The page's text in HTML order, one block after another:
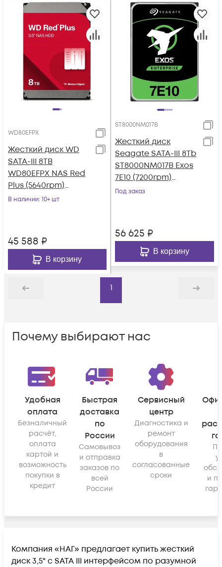
WD80EFPX
Жесткий диск WD
SATA-III 8TB
WD80EFPX NAS Red
Plus (5640rpm)
256Mb 3.5"
В наличии: 10+ шт
45 588 ₽
В корзину
ST8000NM017B
Жесткий диск
Seagate SATA-III 8Tb
ST8000NM017B Exos
7E10 (7200rpm)
256Mb 3.5"
Под заказ
56 625 ₽
В корзину
Назад
1
Дальше
Почему выбирают нас
Удобная
оплата
Безналичный
расчёт,
оплата
картой и
возможность
покупки в
кредит
Быстрая
доставка
по
России
Самовывоз
и отправка
заказов по
всей
России
Сервисный
центр
Диагностика и
ремонт
оборудования
в
согласованные
сроки
и
Компания «НАГ» предлагает купить жесткий
диск 3,5" с SATA III интерфейсом по разумной